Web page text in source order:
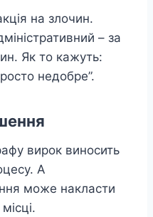
на злочин.
– за
Як то кажуть:
недобре”.
вирок виносить
А
може накласти